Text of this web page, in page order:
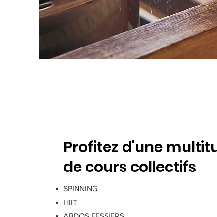
Profitez d'une
de cours collectifs
SPINNING
HIIT